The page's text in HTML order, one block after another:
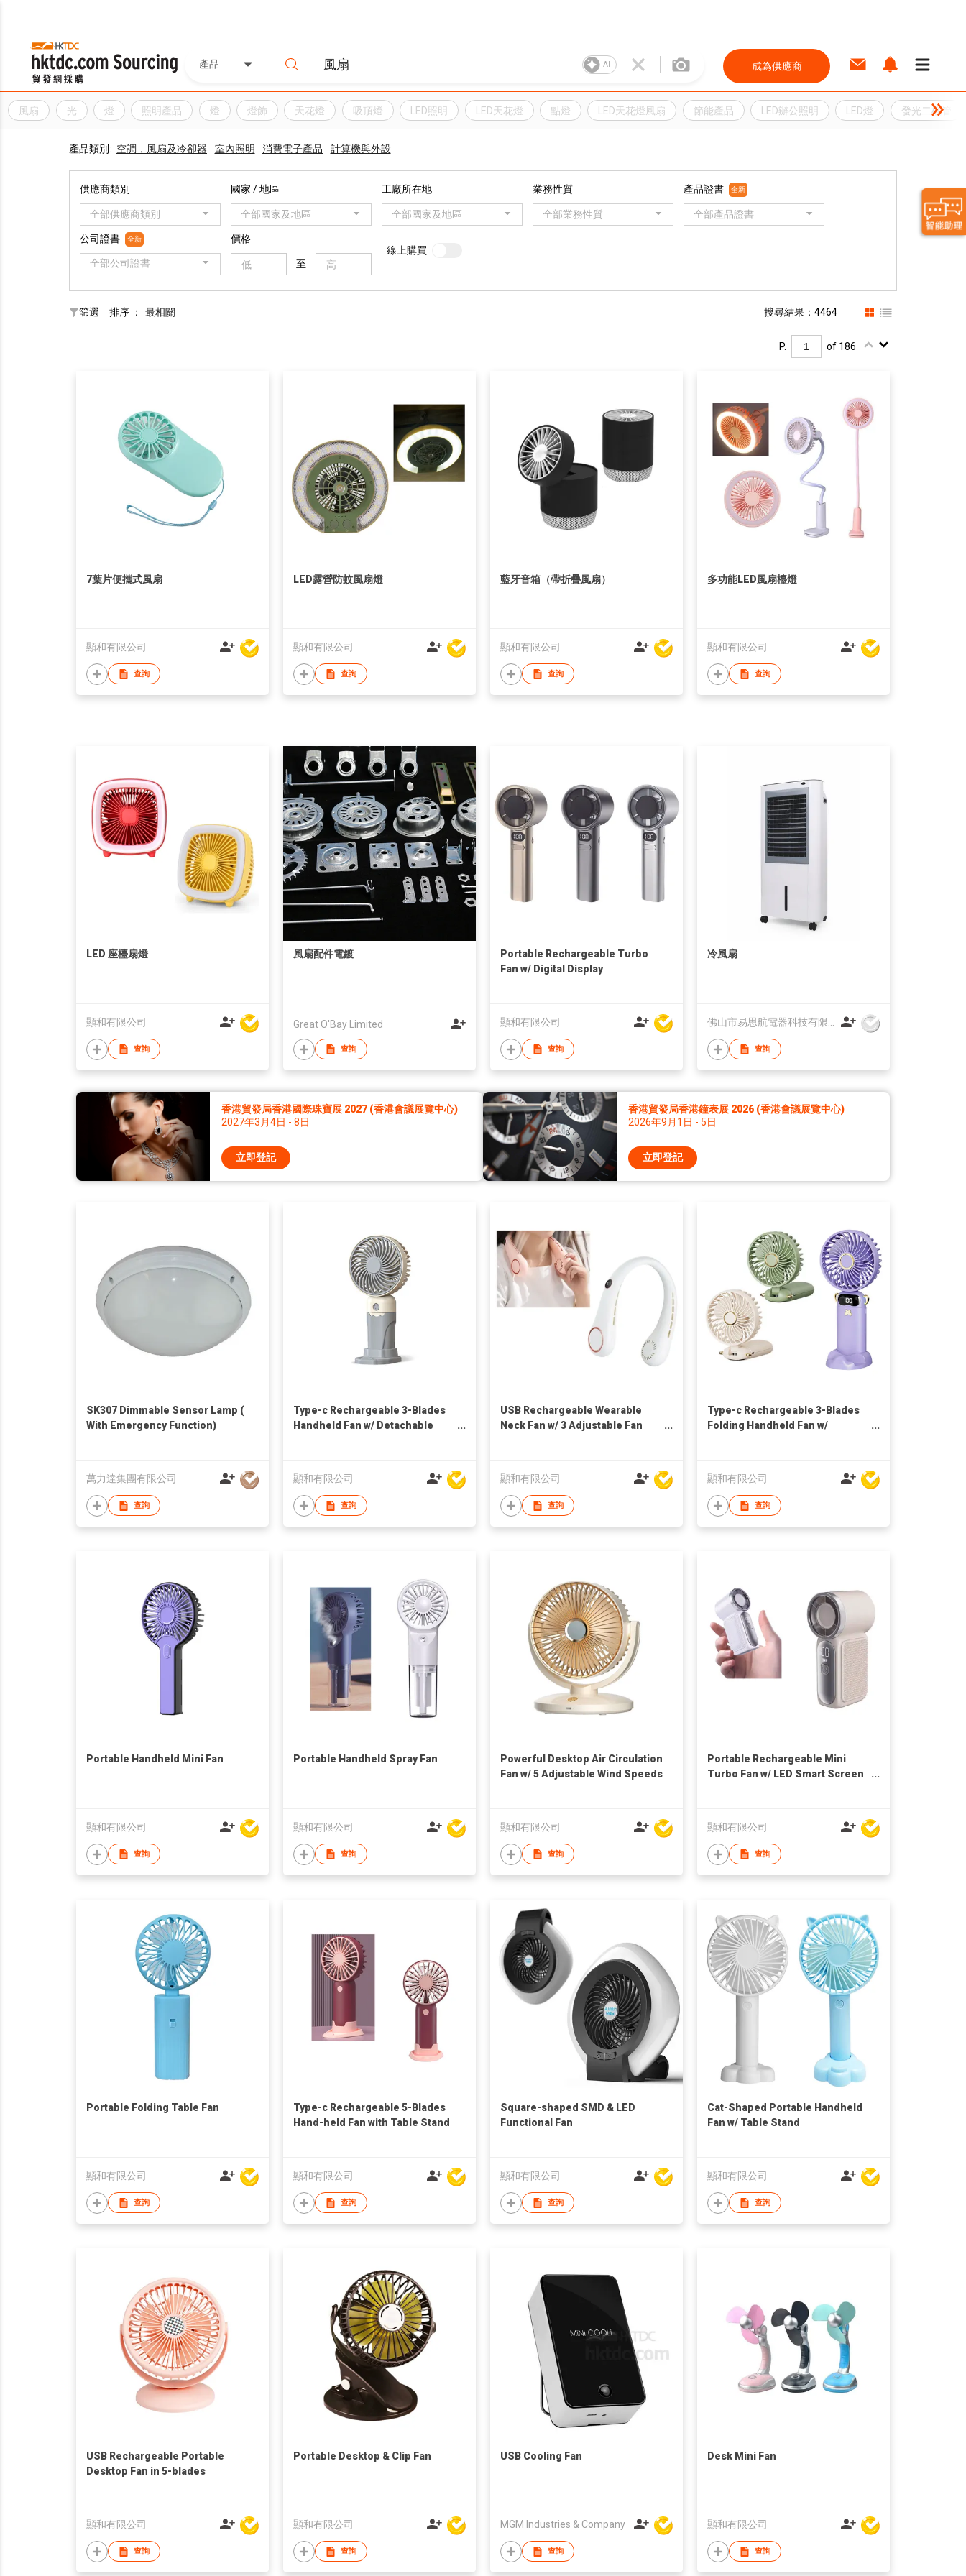
產品 AI 成為供應商
風扇 光 燈 照明產品 燈 燈飾 天花燈 吸頂燈 LED照明 LED天花燈 點燈 LED天花燈風扇 節能產品 LED辦公照明 LED燈 發光二極管
產品類別: 空調，風扇及冷卻器 室內照明 消費電子產品 計算機與外設
供應商類別
全部供應商類別
國家 / 地區
全部國家及地區
工廠所在地
全部國家及地區
業務性質
全部業務性質
產品證書 全新
全部產品證書
公司證書 全新
全部公司證書
價格
至
線上購買
篩選 排序 ： 最相關 搜尋結果：4464
P. of 186
7葉片便攜式風扇
顯和有限公司
查詢
LED露營防蚊風扇燈
顯和有限公司
查詢
藍牙音箱（帶折疊風扇）
顯和有限公司
查詢
多功能LED風扇檯燈
顯和有限公司
查詢
LED 座檯扇燈
顯和有限公司
查詢
風扇配件電鍍
Great O'Bay Limited
查詢
Portable Rechargeable Turbo
Fan w/ Digital Display
顯和有限公司
查詢
冷風扇
查詢
香港貿發局香港國際珠寶展 2027 (香港會議展覽中心)
2027年3月4日 - 8日
立即登記
香港貿發局香港鐘表展 2026 (香港會議展覽中心)
2026年9月1日 - 5日
立即登記
SK307 Dimmable Sensor Lamp (
With Emergency Function)
萬力達集團有限公司
查詢
Type-c Rechargeable 3-Blades
Handheld Fan w/ Detachable
顯和有限公司
查詢
USB Rechargeable Wearable
Neck Fan w/ 3 Adjustable Fan
顯和有限公司
查詢
Type-c Rechargeable 3-Blades
Folding Handheld Fan w/
顯和有限公司
查詢
Portable Handheld Mini Fan
顯和有限公司
查詢
Portable Handheld Spray Fan
顯和有限公司
查詢
Powerful Desktop Air Circulation
Fan w/ 5 Adjustable Wind Speeds
顯和有限公司
查詢
Portable Rechargeable Mini
Turbo Fan w/ LED Smart Screen
顯和有限公司
查詢
Portable Folding Table Fan
顯和有限公司
查詢
Type-c Rechargeable 5-Blades
Hand-held Fan with Table Stand
顯和有限公司
查詢
Square-shaped SMD & LED
Functional Fan
顯和有限公司
查詢
Cat-Shaped Portable Handheld
Fan w/ Table Stand
顯和有限公司
查詢
USB Rechargeable Portable
Desktop Fan in 5-blades
顯和有限公司
查詢
Portable Desktop & Clip Fan
顯和有限公司
查詢
USB Cooling Fan
MGM Industries & Company
查詢
Desk Mini Fan
顯和有限公司
查詢